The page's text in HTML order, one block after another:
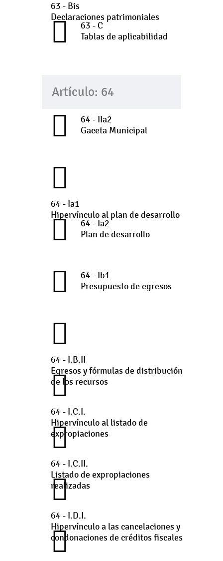
63 - Bis
Declaraciones patrimoniales
63 - C
Tablas de aplicabilidad
Artículo: 64
64 - IIa2
Gaceta Municipal
64 - Ia1
Hipervínculo al plan de desarrollo
64 - Ia2
Plan de desarrollo
64 - Ib1
Presupuesto de egresos
64 - I.B.II
Egresos y fórmulas de distribución
de los recursos
64 - I.C.I.
Hipervínculo al listado de
expropiaciones
64 - I.C.II.
Listado de expropiaciones
realizadas
64 - I.D.I.
Hipervínculo a las cancelaciones y
condonaciones de créditos fiscales